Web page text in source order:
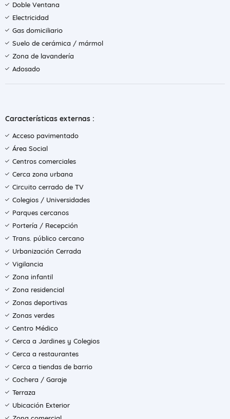
Doble Ventana
Electricidad
Gas domiciliario
Suelo de cerámica / mármol
Zona de lavandería
Adosado
Características externas :
Acceso pavimentado
Área Social
Centros comerciales
Cerca zona urbana
Circuito cerrado de TV
Colegios / Universidades
Parques cercanos
Portería / Recepción
Trans. público cercano
Urbanización Cerrada
Vigilancia
Zona infantil
Zona residencial
Zonas deportivas
Zonas verdes
Centro Médico
Cerca a Jardines y Colegios
Cerca a restaurantes
Cerca a tiendas de barrio
Cochera / Garaje
Terraza
Ubicación Exterior